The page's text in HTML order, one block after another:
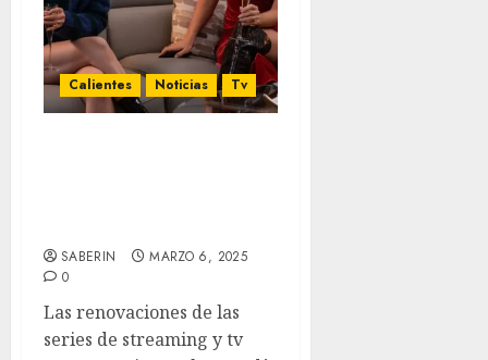
Calientes Noticias Tv
SABERIN
MARZO 6, 2025
0
Las renovaciones de las
series de streaming y tv